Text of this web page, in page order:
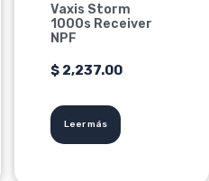
Vaxis Storm
1000s Receiver
NPF
$2,237.00
Leer más